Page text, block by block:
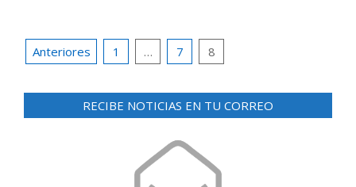
Paginación
entradas
Anteriores 1 … 7 8
RECIBE NOTICIAS EN TU CORREO